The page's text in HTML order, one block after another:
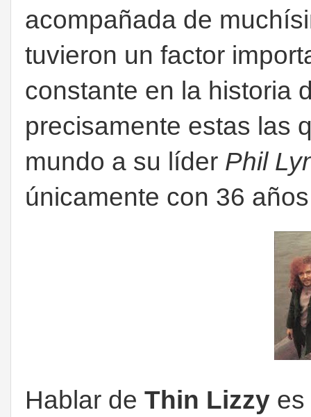
acompañada de
tuvieron un factor
constante en la historia
precisamente estas las
mundo a su líder Phil
únicamente con 36
Hablar de Thin Lizzy es